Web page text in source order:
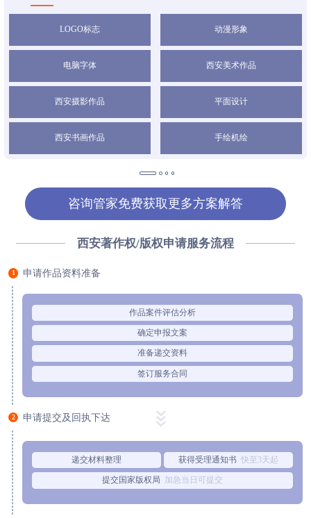
李** 1小时前
方** 1小时前
郑** 1小时前
LOGO标志 动漫形象
电脑字体 西安美术作品
西安摄影作品 平面设计
西安书画作品 手绘机绘
咨询管家免费获取更多方案解答
西安著作权/版权申请服务流程
1 申请作品资料准备
作品案件评估分析
确定申报文案
准备递交资料
签订服务合同
2 申请提交及回执下达
递交材料整理 获得受理通知书 快至3天起
提交国家版权局 加急当日可提交